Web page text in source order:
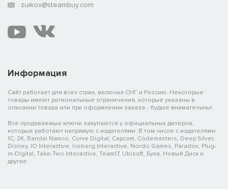
Информация
Сайт работает для всех стран, включая СНГ и Россию. Некоторые
товары имеют региональные ограничения, которые указаны в
описании товара или при оформлении заказа - будьте внимательны!
Все продаваемые ключи закупаются у официальных дилеров,
которые работают напрямую с издателями. В том числе с издателями:
1C, 2K, Bandai Namco, Curve Digital, Capcom, Codemasters, Deep Silver,
Disney, IO Interactive, Iceberg Interactive, Nordic Games, Paradox, Plug-
in-Digital, Take-Two Interactive, Team17, Ubisoft, Бука, Новый Диск и
другие
zuikov@steambuy.com